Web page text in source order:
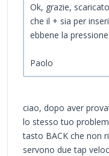
Ok, grazie,
che il + sia per
ebbene la
Paolo
ciao, dopo aver
lo stesso tuo
tasto BACK che non
servono due tap